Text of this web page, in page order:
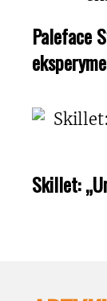
Paleface
Skillet: